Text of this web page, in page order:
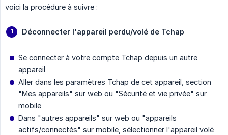
voici la procédure à suivre :
Déconnecter l'appareil perdu/volé de Tchap
Se connecter à votre compte Tchap depuis un autre
appareil
Aller dans les paramètres Tchap de cet appareil, section
"Mes appareils" sur web ou "Sécurité et vie privée" sur
mobile
Dans "autres appareils" sur web ou "appareils
actifs/connectés" sur mobile, sélectionner l'appareil volé